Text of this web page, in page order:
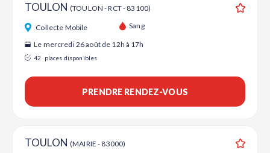
TOULON (TOULON - RCT - 83100)
Collecte Mobile Sang
Le mercredi 26 août de 12h à 17h
42 places disponibles
PRENDRE RENDEZ-VOUS
TOULON (MAIRIE - 83000)